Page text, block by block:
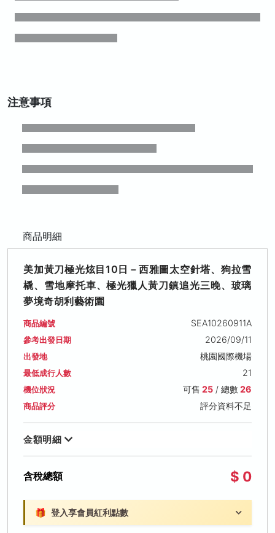
注意事項
商品明細
美加黃刀極光炫目10日－西雅圖太空針塔、狗拉雪
橇、雪地摩托車、極光獵人黃刀鎮追光三晚、玻璃
夢境奇胡利藝術園
商品編號 SEA10260911A
參考出發日期 2026/09/11
出發地 桃園國際機場
最低成行人數 21
機位狀況 可售 25/ 總數26
商品評分 評分資料不足
金額明細
含稅總額 $ 0
🎁 登入享會員紅利點數